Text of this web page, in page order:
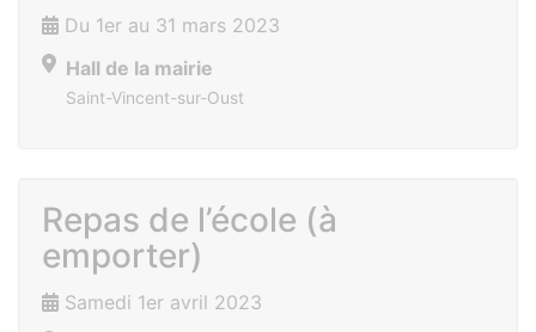
Du 1er au 31 mars 2023
Hall de la mairie
Saint-Vincent-sur-Oust
Repas de l’école (à
emporter)
Samedi 1er avril 2023